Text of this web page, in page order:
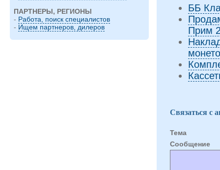
ПАРТНЕРЫ, РЕГИОНЫ
- Работа, поиск специалистов
- Ищем партнеров, дилеров
ББ
Прим
Связаться с
Тема
Cообщение